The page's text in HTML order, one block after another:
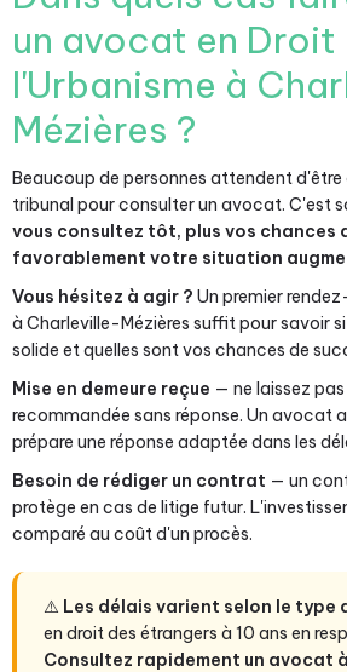
un avocat en Droit
l'Urbanisme à
Mézières ?
Beaucoup de personnes attendent d'être
tribunal pour consulter un avocat. C'est
vous consultez tôt, plus vos chances
favorablement votre situation
Vous hésitez à agir ? Un premier
à Charleville-Mézières suffit pour savoir
solide et quelles sont vos chances de
Mise en demeure reçue — ne laissez
recommandée sans réponse. Un avocat
prépare une réponse adaptée dans les
Besoin de rédiger un contrat — un
protège en cas de litige futur.
comparé au coût d'un procès.
⚠️ Les délais varient selon le type
en droit des étrangers à 10 ans en
Consultez rapidement un avocat